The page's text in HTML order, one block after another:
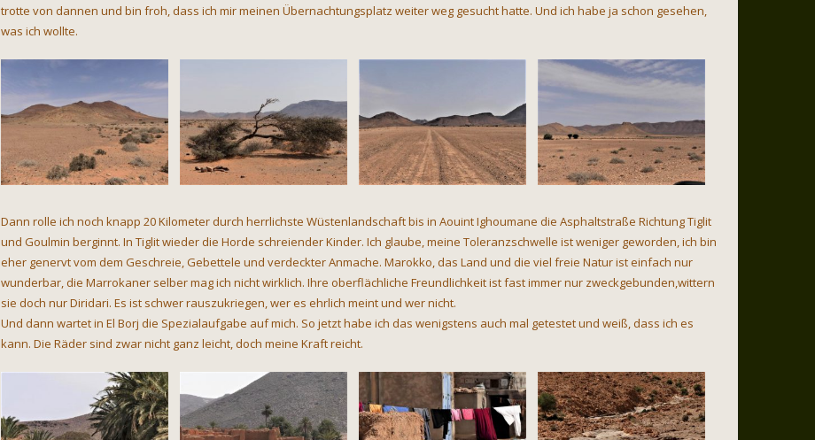
trotte von dannen und bin froh, dass ich mir meinen Übernachtungsplatz weiter weg gesucht hatte. Und ich habe ja schon gesehen,
was ich wollte.
Dann rolle ich noch knapp 20 Kilometer durch herrlichste Wüstenlandschaft bis in Aouint Ighoumane die Asphaltstraße Richtung Tiglit
und Goulmin berginnt. In Tiglit wieder die Horde schreiender Kinder. Ich glaube, meine Toleranzschwelle ist weniger geworden, ich bin
eher genervt vom dem Geschreie, Gebettele und verdeckter Anmache. Marokko, das Land und die viel freie Natur ist einfach nur
wunderbar, die Marrokaner selber mag ich nicht wirklich. Ihre oberflächliche Freundlichkeit ist fast immer nur zweckgebunden,wittern
sie doch nur Diridari. Es ist schwer rauszukriegen, wer es ehrlich meint und wer nicht.
Und dann wartet in El Borj die Spezialaufgabe auf mich. So jetzt habe ich das wenigstens auch mal getestet und weiß, dass ich es
kann. Die Räder sind zwar nicht ganz leicht, doch meine Kraft reicht.